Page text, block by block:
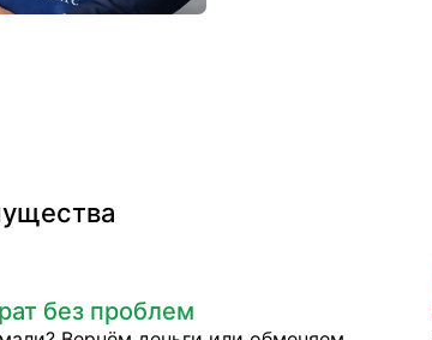
без проблем